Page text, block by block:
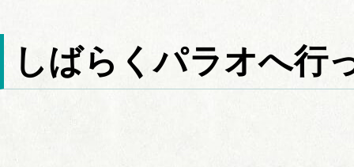
しばらくパラオへ行